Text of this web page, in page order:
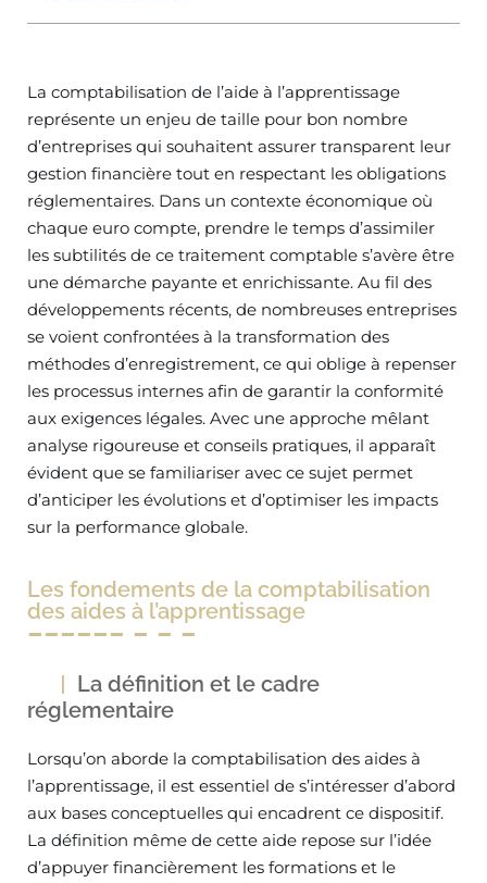
La comptabilisation de l’aide à l’apprentissage
représente un enjeu de taille pour bon nombre
d’entreprises qui souhaitent assurer transparent leur
gestion financière tout en respectant les obligations
réglementaires. Dans un contexte économique où
chaque euro compte, prendre le temps d’assimiler
les subtilités de ce traitement comptable s’avère être
une démarche payante et enrichissante. Au fil des
développements récents, de nombreuses entreprises
se voient confrontées à la transformation des
méthodes d’enregistrement, ce qui oblige à repenser
les processus internes afin de garantir la conformité
aux exigences légales. Avec une approche mêlant
analyse rigoureuse et conseils pratiques, il apparaît
évident que se familiariser avec ce sujet permet
d’anticiper les évolutions et d’optimiser les impacts
sur la performance globale.
Les fondements de la comptabilisation
des aides à l’apprentissage
La définition et le cadre
réglementaire
Lorsqu’on aborde la comptabilisation des aides à
l’apprentissage, il est essentiel de s’intéresser d’abord
aux bases conceptuelles qui encadrent ce dispositif.
La définition même de cette aide repose sur l’idée
d’appuyer financièrement les formations et le